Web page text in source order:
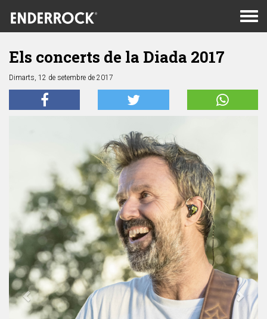
Els concerts de la Diada 2017
Dimarts, 12 de setembre de 2017
Anterior